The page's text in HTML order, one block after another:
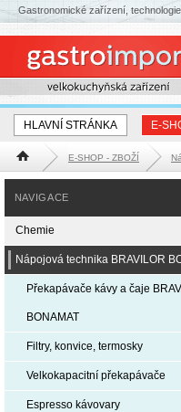
HLAVNÍ STRÁNKA E-
Hlavní stránka E-SHOP - ZBOŽÍ
NAVIGACE
Chemie
Nápojová technika BRAVILOR
Překapávače kávy a čaje
BONAMAT
Filtry, konvice, termosky
Velkokapacitní překapávače
Espresso kávovary
Gastronomické zařízení,